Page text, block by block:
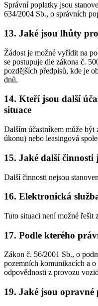
Správní poplatky jsou
634/2004 Sb., o správních
13. Jaké jsou lhůty
Žádost je možné vyřídit na
se postupuje dle zákona č.
pozdějších předpisů, kde je
dnů.
14. Kteří jsou další
situace
Dalším účastníkem může být
úkonu) nebo leasingová
15. Jaké další
Další činnosti nejsou
16. Elektronická
Tuto situaci není možné řešit
17. Podle kterého
Zákon č. 56/2001 Sb., o
pozemních komunikacích a
odpovědnosti z provozu
19. Jaké jsou